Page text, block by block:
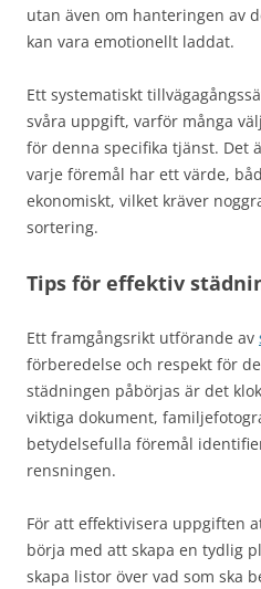
utan även om hanteringen av
kan vara emotionellt laddat.
Ett systematiskt
svåra uppgift, varför många
för denna specifika tjänst. Det
varje föremål har ett värde,
ekonomiskt, vilket kräver
sortering.
Tips för effektiv
Ett framgångsrikt utförande av
förberedelse och respekt för
städningen påbörjas är det
viktiga dokument,
betydelsefulla föremål
rensningen.
För att effektivisera uppgiften
börja med att skapa en tydlig
skapa listor över vad som ska